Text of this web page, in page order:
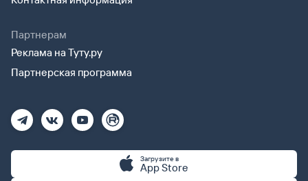
Партнерам
Реклама на Туту.ру
Партнерская программа
Загрузите в
App Store